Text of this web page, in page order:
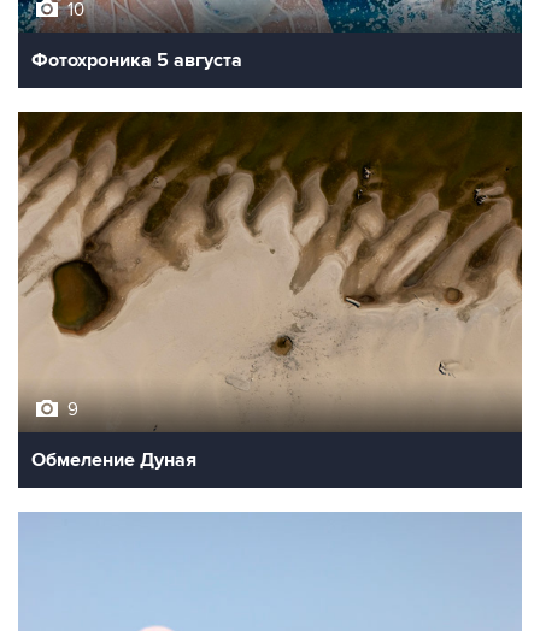
Фотохроника 5 августа
Обмеление Дуная